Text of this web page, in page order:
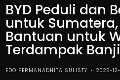
BYD Peduli dan
untuk
Bantuan untuk
Terdampak
EDO PERMANADHITA SULISTY 2025-